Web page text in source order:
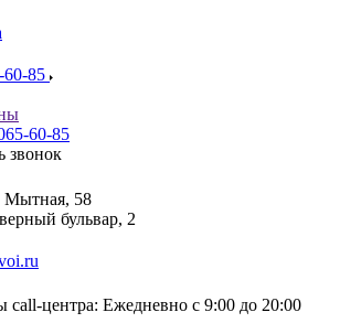
60-85
60-85
звонок
Мытная, 58
бульвар, 2
call-центра: Ежедневно с 9:00 до 20:00